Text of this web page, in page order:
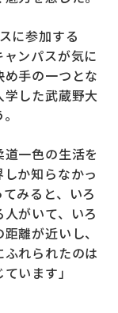
に参加する
ンパスが気に
手の一つとな
した武蔵野大
道一色の生活を
か知らなかっ
みると、いろ
がいて、いろ
離が近いし、
れられたのは
います」